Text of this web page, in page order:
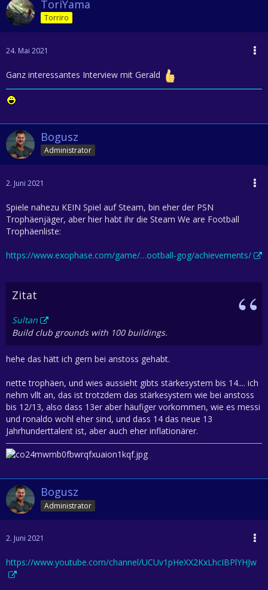
ToriYama
Torriro
24. Mai 2021
Ganz interessantes Interview mit Gerald
Bogusz
Administrator
2. Juni 2021
Spiele nahezu KEIN Spiel auf Steam, bin eher der PSN
Trophäenjäger, aber hier habt ihr die Steam We are Football
Trophäenliste:
https://www.exophase.com/game/…ootball-gog/achievements/
Zitat
Sultan
Build club grounds with 100 buildings.
hehe das hätt ich gern bei anstoss gehabt.
nette trophäen, und wies aussieht gibts stärkesystem bis 14.... ich
nehm vllt an, das ist trotzdem das stärkesystem wie bei anstoss
bis 12/13, also dass 13er aber häufiger vorkommen, wie es messi
und ronaldo wohl eher sind, und dass 14 das neue 13
Jahrhunderttalent ist, aber auch eher inflationärer.
Bogusz
Administrator
2. Juni 2021
https://www.youtube.com/channel/UCUv1pHeXX2KxLhcIBPlYHJw